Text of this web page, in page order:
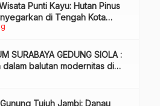
Punti Kayu: Hutan Pinus
di Tengah Kota
SURABAYA GEDUNG SIOLA :
dalam balutan modernitas di
pahlawan, Review & Info
Tujuh Jambi: Danau